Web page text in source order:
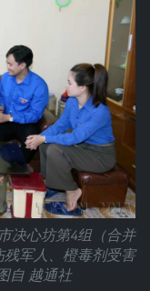
决心坊第4组（合并
军人、橙毒剂受害
自 越通社